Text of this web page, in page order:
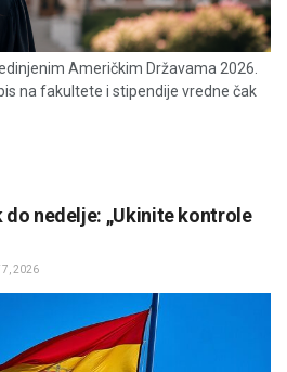
Američkim Državama 2026.
na fakultete i stipendije vredne čak
nedelje: „Ukinite kontrole
7, 2026